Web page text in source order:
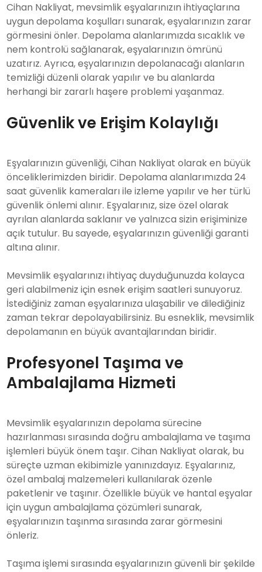
Cihan Nakliyat, mevsimlik eşyalarınızın ihtiyaçlarına
uygun depolama koşulları sunarak, eşyalarınızın zarar
görmesini önler. Depolama alanlarımızda sıcaklık ve
nem kontrolü sağlanarak, eşyalarınızın ömrünü
uzatırız. Ayrıca, eşyalarınızın depolanacağı alanların
temizliği düzenli olarak yapılır ve bu alanlarda
herhangi bir zararlı haşere problemi yaşanmaz.
Güvenlik ve Erişim Kolaylığı
Eşyalarınızın güvenliği, Cihan Nakliyat olarak en büyük
önceliklerimizden biridir. Depolama alanlarımızda 24
saat güvenlik kameraları ile izleme yapılır ve her türlü
güvenlik önlemi alınır. Eşyalarınız, size özel olarak
ayrılan alanlarda saklanır ve yalnızca sizin erişiminize
açık tutulur. Bu sayede, eşyalarınızın güvenliği garanti
altına alınır.
Mevsimlik eşyalarınızı ihtiyaç duyduğunuzda kolayca
geri alabilmeniz için esnek erişim saatleri sunuyoruz.
İstediğiniz zaman eşyalarınıza ulaşabilir ve dilediğiniz
zaman tekrar depolayabilirsiniz. Bu esneklik, mevsimlik
depolamanın en büyük avantajlarından biridir.
Profesyonel Taşıma ve
Ambalajlama Hizmeti
Mevsimlik eşyalarınızın depolama sürecine
hazırlanması sırasında doğru ambalajlama ve taşıma
işlemleri büyük önem taşır. Cihan Nakliyat olarak, bu
süreçte uzman ekibimizle yanınızdayız. Eşyalarınız,
özel ambalaj malzemeleri kullanılarak özenle
paketlenir ve taşınır. Özellikle büyük ve hantal eşyalar
için uygun ambalajlama çözümleri sunarak,
eşyalarınızın taşınma sırasında zarar görmesini
önleriz.
Taşıma işlemi sırasında eşyalarınızın güvenli bir şekilde